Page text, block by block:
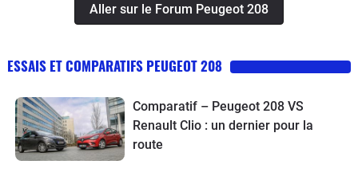
Aller sur le Forum Peugeot 208
ESSAIS ET COMPARATIFS PEUGEOT 208
Comparatif – Peugeot 208 VS
Renault Clio : un dernier pour la
route